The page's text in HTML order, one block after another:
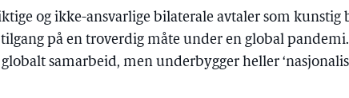
og ikke-ansvarlige bilaterale avtaler som kunstig
på en troverdig måte under en global
samarbeid, men underbygger heller